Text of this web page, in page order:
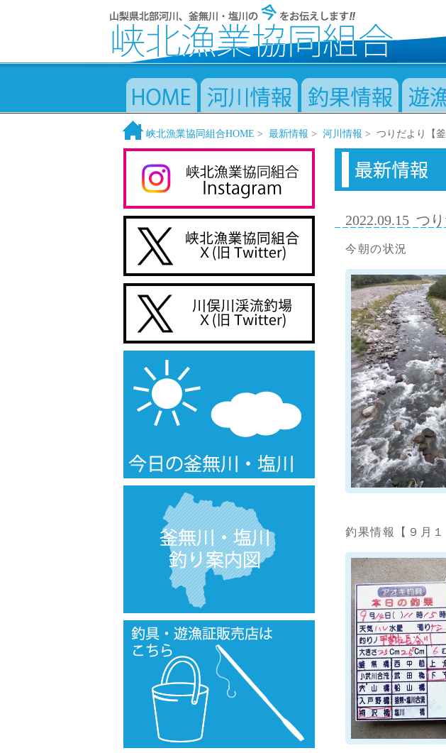
峡北漁業協同組合HOME > 最新情報 > 河川情報 > つりだより【釜
2022.09.15 つ
今朝の状況
釣果情報【９月１